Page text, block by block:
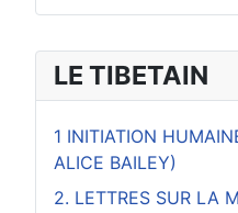
LE TIBETAIN
1 INITIATION
ALICE BAILEY)
2. LETTRES SUR LA